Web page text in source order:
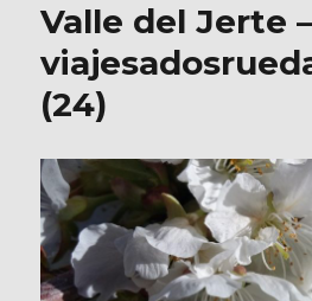
Valle del Jerte –
(24)